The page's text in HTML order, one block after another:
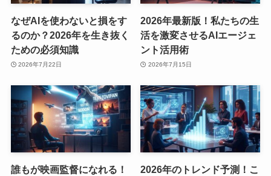
なぜAIを使わないと損をす
るのか？2026年を生き抜く
ための必須知識
2026年7月22日
2026年最新版！私たちの生
活を激変させるAIエージェ
ント活用術
2026年7月15日
誰もが映画監督になれる！
2026年のトレンド予測！こ